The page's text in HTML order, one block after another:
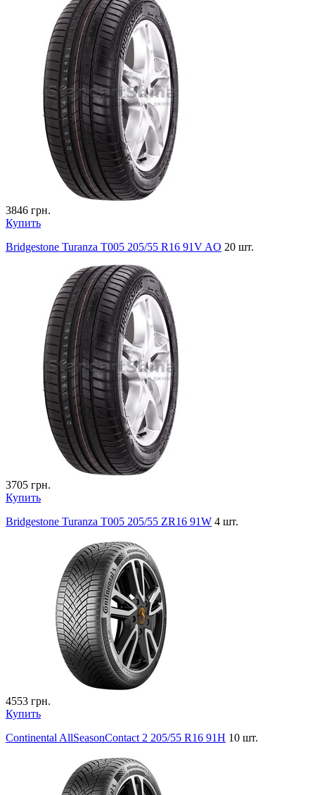
3846 грн.
Купить
Bridgestone Turanza T005 205/55 R16 91V AO 20 шт.
3705 грн.
Купить
Bridgestone Turanza T005 205/55 ZR16 91W 4 шт.
4553 грн.
Купить
Continental AllSeasonContact 2 205/55 R16 91H 10 шт.